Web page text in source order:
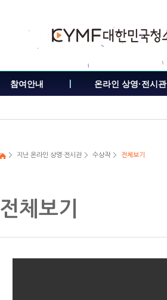
참여안내 온라인 상영·전시관
지난 온라인 상영·전시관 수상작 전체보기
전체보기